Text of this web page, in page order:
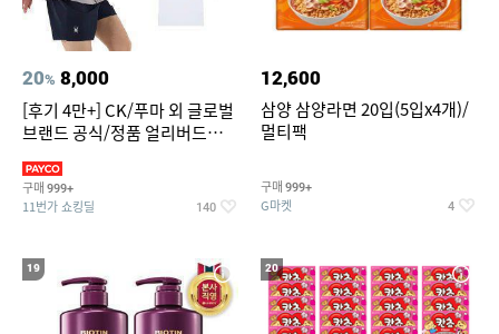
20% 8,000
[후기 4만+] CK/푸마 외 글로벌
브랜드 공식/정품 얼리버드
구매 999+
11번가 쇼킹딜 140
12,600
삼양 삼양라면 20입(5입x4개)/
멀티팩
구매 999+
G마켓 4
19 20